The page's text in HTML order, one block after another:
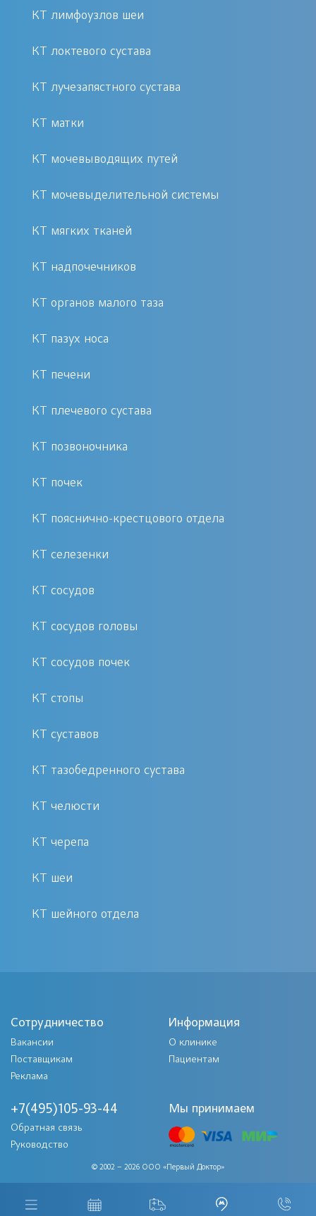
КТ лимфоузлов шеи
КТ локтевого сустава
КТ лучезапястного сустава
КТ матки
КТ мочевыводящих путей
КТ мочевыделительной системы
КТ мягких тканей
КТ надпочечников
КТ органов малого таза
КТ пазух носа
КТ печени
КТ плечевого сустава
КТ позвоночника
КТ почек
КТ пояснично-крестцового отдела
КТ селезенки
КТ сосудов
КТ сосудов головы
КТ сосудов почек
КТ стопы
КТ суставов
КТ тазобедренного сустава
КТ челюсти
КТ черепа
КТ шеи
КТ шейного отдела
Сотрудничество
Вакансии
Поставщикам
Реклама
Информация
О клинике
Пациентам
+7(495)105-93-44
Обратная связь
Руководство
© 2002 – 2026 ООО «Первый Доктор»
Мы принимаем